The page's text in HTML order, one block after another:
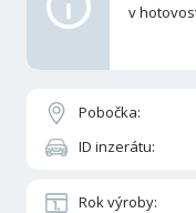
Pobočka:
ID inzerátu:
Rok výroby:
v